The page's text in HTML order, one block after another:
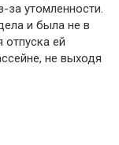
за утомленности.
и была не в
ей
не выходя